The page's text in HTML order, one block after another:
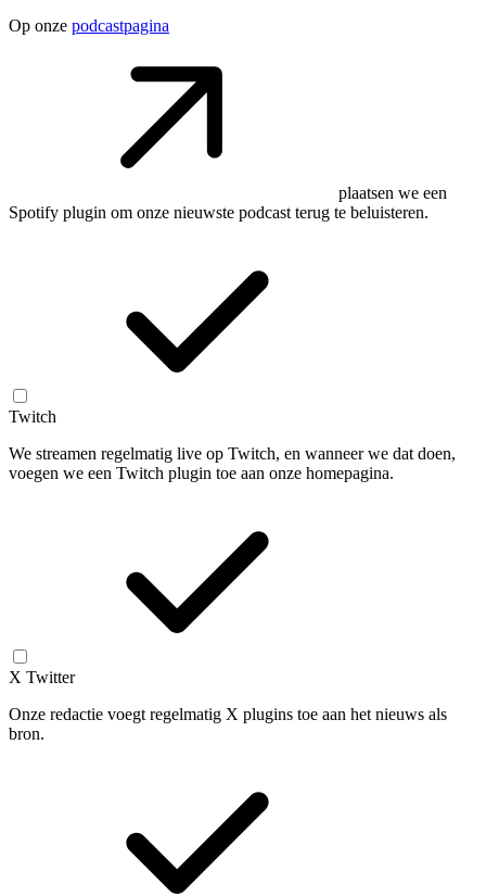
Op onze podcastpagina
plaatsen we een
Spotify plugin om onze nieuwste podcast terug te beluisteren.
Twitch
We streamen regelmatig live op Twitch, en wanneer we dat doen,
voegen we een Twitch plugin toe aan onze homepagina.
X Twitter
Onze redactie voegt regelmatig X plugins toe aan het nieuws als
bron.